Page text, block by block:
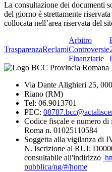
La consultazione dei documenti
del giorno è strettamente
collocata nell’area riservata del
TrasparenzaReclami
Arbitro
Controversie
Finanziarie
Via Dante Alighieri 25,
Riano (RM)
Tel: 06.9013701
PEC:
Codice fiscale e numero
Roma n. 01025110584
Soggetta alla vigilanza di
N. Iscrizione al RUI:
consultabile all'indirizzo
pubblica/ng/#/home